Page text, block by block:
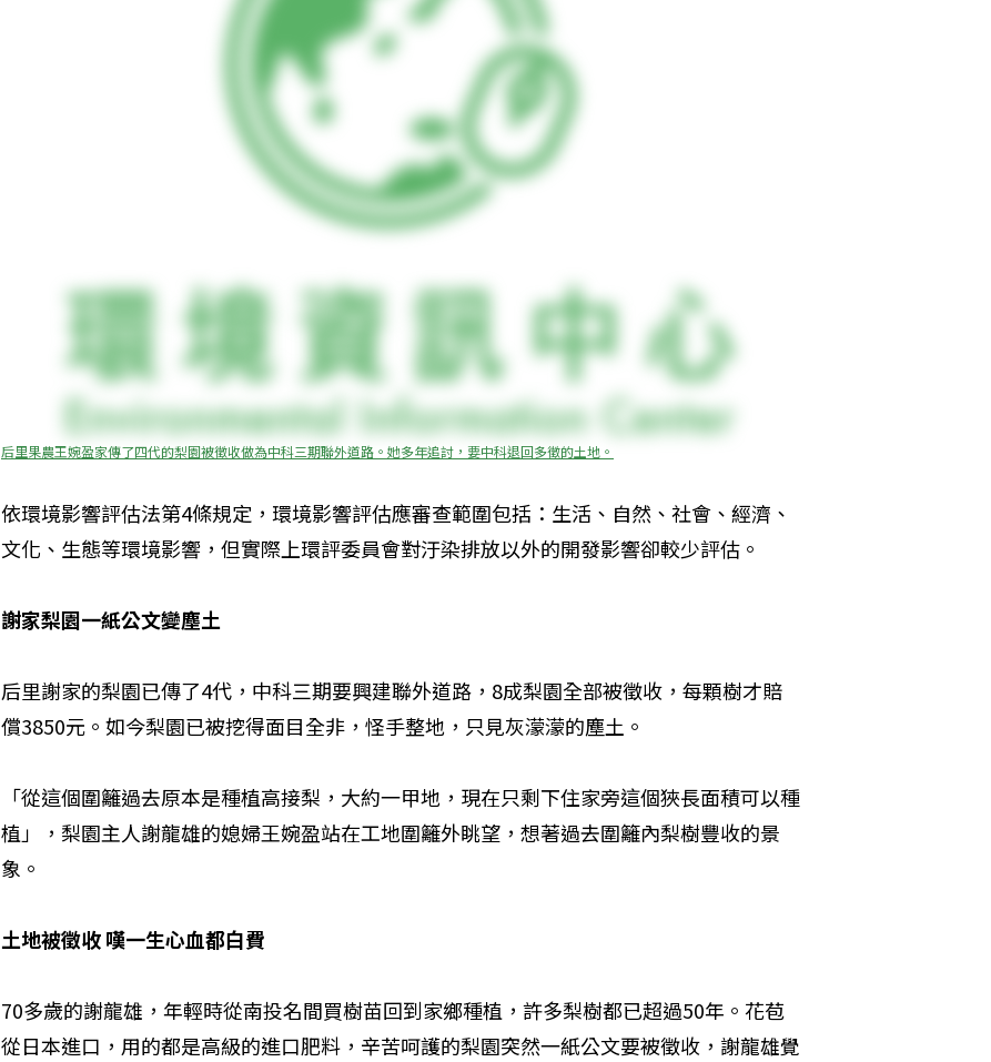
后里果農王婉盈家傳了四代的梨園被徵收做為中科三期聯外道路。她多年追討，要中科退回多徵的土地。
依環境影響評估法第4條規定，環境影響評估應審查範圍包括：生活、自然、社會、經濟、
文化、生態等環境影響，但實際上環評委員會對汙染排放以外的開發影響卻較少評估。
謝家梨園一紙公文變塵土
后里謝家的梨園已傳了4代，中科三期要興建聯外道路，8成梨園全部被徵收，每顆樹才賠
償3850元。如今梨園已被挖得面目全非，怪手整地，只見灰濛濛的塵土。
「從這個圍籬過去原本是種植高接梨，大約一甲地，現在只剩下住家旁這個狹長面積可以種
植」，梨園主人謝龍雄的媳婦王婉盈站在工地圍籬外眺望，想著過去圍籬內梨樹豐收的景
象。
土地被徵收 嘆一生心血都白費
70多歲的謝龍雄，年輕時從南投名間買樹苗回到家鄉種植，許多梨樹都已超過50年。花苞
從日本進口，用的都是高級的進口肥料，辛苦呵護的梨園突然一紙公文要被徵收，謝龍雄覺